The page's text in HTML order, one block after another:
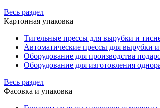
Весь раздел
Картонная упаковка
Тигельные прессы для вырубки и
Автоматические прессы для вырубки
Оборудование для производства
Оборудование для изготовления
Весь раздел
Фасовка и упаковка